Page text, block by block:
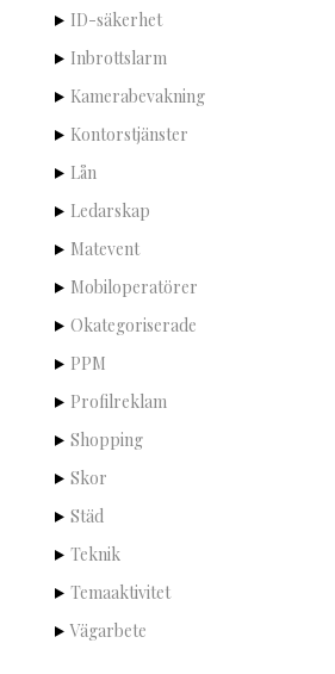
ID-säkerhet
Inbrottslarm
Kamerabevakning
Kontorstjänster
Lån
Ledarskap
Matevent
Mobiloperatörer
Okategoriserade
PPM
Profilreklam
Shopping
Skor
Städ
Teknik
Temaaktivitet
Vägarbete